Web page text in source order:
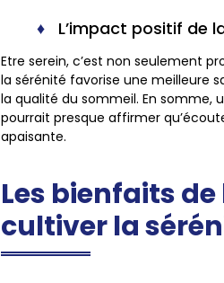
L’impact positif de
Etre serein, c’est non seulement
la sérénité favorise une meilleure
la qualité du sommeil. En somme,
pourrait presque affirmer
apaisante.
Les bienfaits
cultiver la